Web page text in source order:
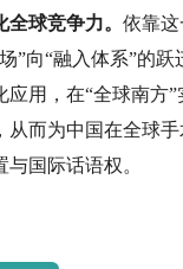
全球竞争力。依靠
”向“融入体系”的
应用，在“全球南方
从而为中国在全球
国际话语权。